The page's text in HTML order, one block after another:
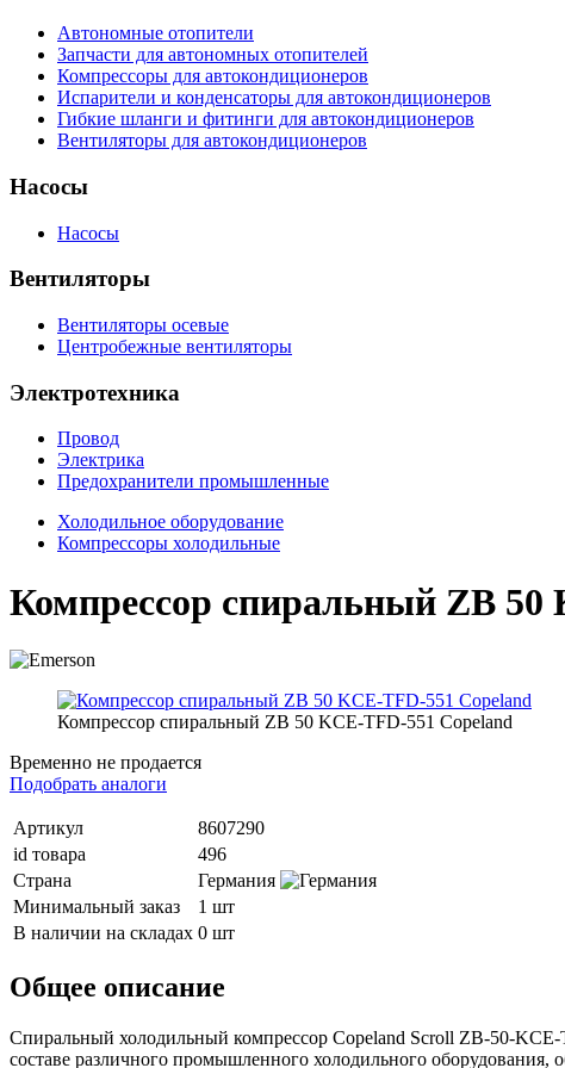
Автономные отопители
Запчасти для автономных отопителей
Компрессоры для автокондиционеров
Испарители и конденсаторы для автокондиционеров
Гибкие шланги и фитинги для автокондиционеров
Вентиляторы для автокондиционеров
Насосы
Насосы
Вентиляторы
Вентиляторы осевые
Центробежные вентиляторы
Электротехника
Провод
Электрика
Предохранители промышленные
Холодильное оборудование
Компрессоры холодильные
Компрессор спиральный ZB 50
Компрессор спиральный ZB 50 KCE-TFD-551 Copeland
Временно не продается
Подобрать аналоги
Артикул
8607290
id товара
496
Страна
Германия
Минимальный заказ
1 шт
В наличии на складах 0 шт
Общее описание
Спиральный холодильный компрессор Copeland Scroll ZB-50-KCE-
составе различного промышленного холодильного